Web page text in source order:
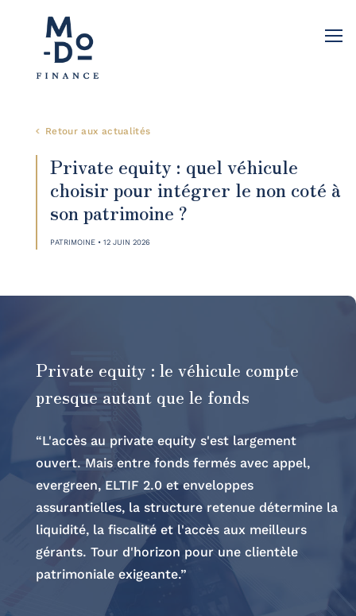
Retour aux actualités
Private equity : quel véhicule
choisir pour intégrer le non coté à
son patrimoine ?
PATRIMOINE • 12 JUIN 2026
Private equity : le véhicule compte
presque autant que le fonds
“L'accès au private equity s'est largement
ouvert. Mais entre fonds fermés avec appel,
evergreen, ELTIF 2.0 et enveloppes
assurantielles, la structure retenue détermine la
liquidité, la fiscalité et l'accès aux meilleurs
gérants. Tour d'horizon pour une clientèle
patrimoniale exigeante.”